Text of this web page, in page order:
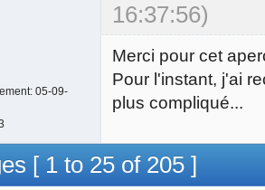
16:37:56)
05-09-
Merci pour cet
Pour l'instant, j'ai
plus compliqué...
[ 1 to 25 of 205 ]